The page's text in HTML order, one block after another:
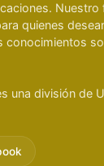
Nuestro
quienes
conocimientos
una división de